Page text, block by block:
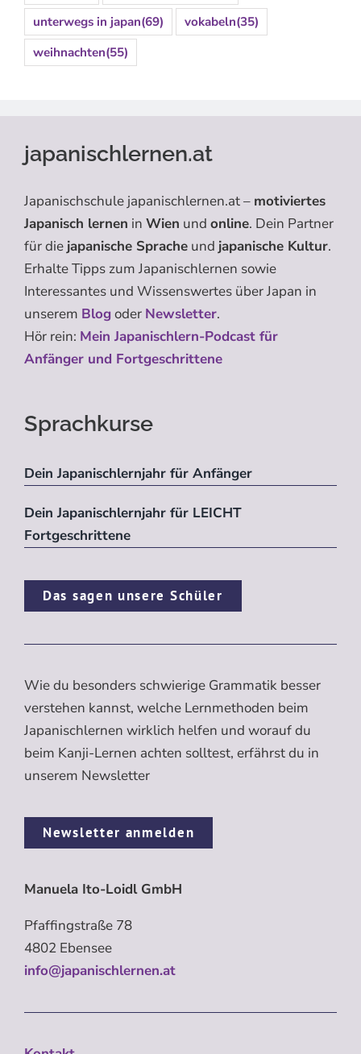
unterwegs in japan(69) vokabeln(35)
weihnachten(55)
japanischlernen.at
Japanischschule japanischlernen.at – motiviertes
Japanisch lernen in Wien und online. Dein Partner
für die japanische Sprache und japanische Kultur.
Erhalte Tipps zum Japanischlernen sowie
Interessantes und Wissenswertes über Japan in
unserem Blogoder Newsletter.
Hör rein: Mein Japanischlern-Podcast für
Anfänger und Fortgeschrittene
Sprachkurse
Dein Japanischlernjahr für Anfänger
Dein Japanischlernjahr für LEICHT
Fortgeschrittene
Das sagen unsere Schüler
Wie du besonders schwierige Grammatik besser
verstehen kannst, welche Lernmethoden beim
Japanischlernen wirklich helfen und worauf du
beim Kanji-Lernen achten solltest, erfährst du in
unserem Newsletter
Newsletter anmelden
Manuela Ito-Loidl GmbH
Pfaffingstraße 78
4802 Ebensee
info@japanischlernen.at